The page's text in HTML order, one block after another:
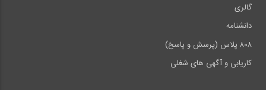
گالری
دانشنامه
۸۰۸ پلاس (پرسش و پاسخ)
کاریابی و آگهی های شغلی